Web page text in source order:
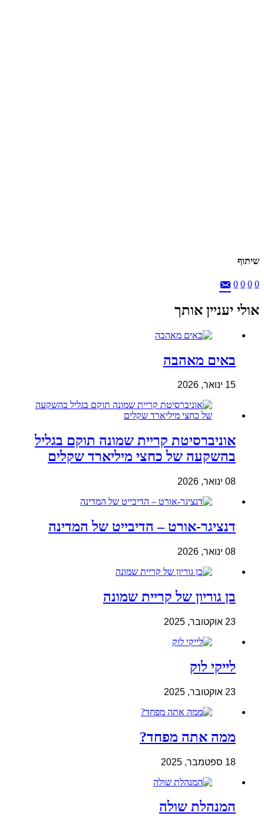
שיתוף
0
0
0
0
אולי יעניין אותך
באים מאהבה
15 ינואר, 2026
אוניברסיטת קריית שמונה תוקם בגליל
בהשקעה של כחצי מיליארד שקלים
08 ינואר, 2026
דנציגר-אורט – הדיבייט של המדינה
08 ינואר, 2026
בן גוריון של קריית שמונה
23 אוקטובר, 2025
לייקי לוק
23 אוקטובר, 2025
ממה אתה מפחד?
18 ספטמבר, 2025
המנהלת שולה